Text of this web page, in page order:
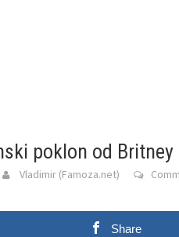
poklon od
Vladimir (Famoza.net)
Share